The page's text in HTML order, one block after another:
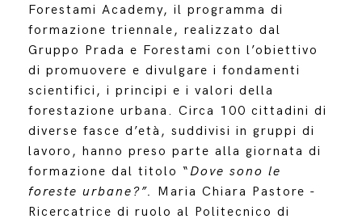
Forestami Academy, il programma di
formazione triennale, realizzato dal
Gruppo Prada e Forestami con l’obiettivo
di promuovere e divulgare i fondamenti
scientifici, i principi e i valori della
forestazione urbana. Circa 100 cittadini di
diverse fasce d’età, suddivisi in gruppi di
lavoro, hanno preso parte alla giornata di
formazione dal titolo “Dove sono le
foreste urbane?”. Maria Chiara Pastore -
Ricercatrice di ruolo al Politecnico di